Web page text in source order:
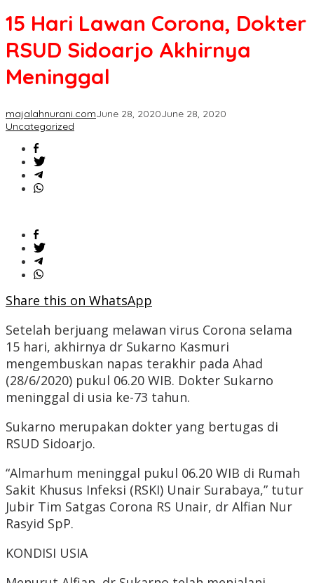
Corona,
RSUD
Sidoarjo
15 Hari Lawan Corona, Dokter
RSUD Sidoarjo Akhirnya
Meninggal
majalahnurani.comJune 28, 2020June 28, 2020
Uncategorized
Share this on WhatsApp
Setelah berjuang melawan virus Corona selama
15 hari, akhirnya dr Sukarno Kasmuri
mengembuskan napas terakhir pada Ahad
(28/6/2020) pukul 06.20 WIB. Dokter Sukarno
meninggal di usia ke-73 tahun.
Sukarno merupakan dokter yang bertugas di
RSUD Sidoarjo.
“Almarhum meninggal pukul 06.20 WIB di Rumah
Sakit Khusus Infeksi (RSKI) Unair Surabaya,” tutur
Jubir Tim Satgas Corona RS Unair, dr Alfian Nur
Rasyid SpP.
KONDISI USIA